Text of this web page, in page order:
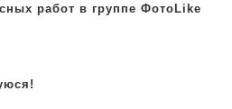
работ в группе ФотоLike